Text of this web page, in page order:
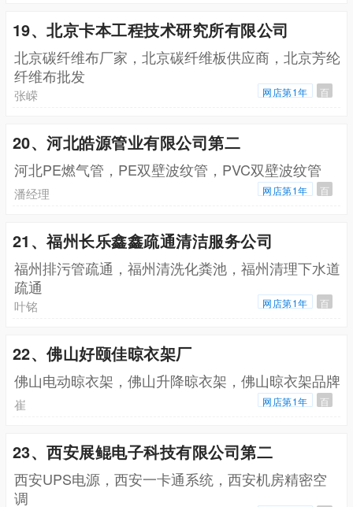
19、北京卡本工程技术研究所有限公司
北京碳纤维布厂家，北京碳纤维板供应商，北京芳纶
纤维布批发
张嵘 网店第1年 百
20、河北皓源管业有限公司第二
河北PE燃气管，PE双壁波纹管，PVC双壁波纹管
潘经理 网店第1年 百
21、福州长乐鑫鑫疏通清洁服务公司
福州排污管疏通，福州清洗化粪池，福州清理下水道
疏通
叶铭 网店第1年 百
22、佛山好颐佳晾衣架厂
佛山电动晾衣架，佛山升降晾衣架，佛山晾衣架品牌
崔 网店第1年 百
23、西安展鲲电子科技有限公司第二
西安UPS电源，西安一卡通系统，西安机房精密空
调